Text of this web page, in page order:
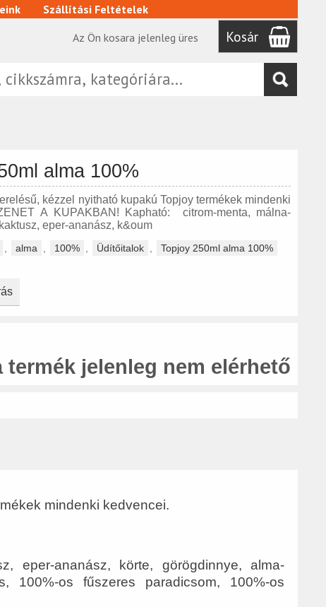
Szállítási Feltételek
Az Ön kosara jelenleg üres
Kosár
alma 100%
kézzel nyitható kupakú Topjoy termékek mindenki
A KUPAKBAN! Kapható: citrom-menta, málna-
eper-ananász, k&oum
alma 100% Üdítőitalok Topjoy 250ml alma 100%
termék jelenleg nem elérhető
mindenki kedvencei.
eper-ananász, körte, görögdinnye, alma-
100%-os fűszeres paradicsom, 100%-os